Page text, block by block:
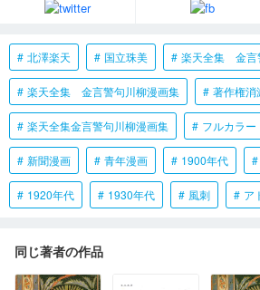
北澤楽天 国立珠美 楽天全集 金言
楽天全集 金言警句川柳漫画集 著作権消
楽天全集金言警句川柳漫画集 フルカラー
新聞漫画 青年漫画 1900年代
1920年代 1930年代 風刺 ア
同じ著者の作品